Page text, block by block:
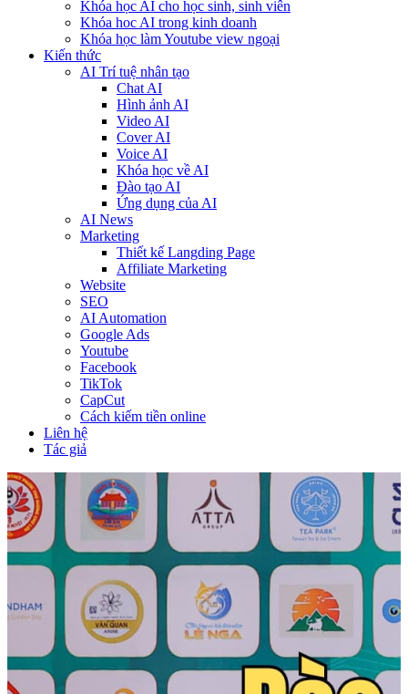
Khóa học AI cho học sinh, sinh viên
Khóa hoc AI trong kinh doanh
Khóa học làm Youtube view ngoại
Kiến thức
AI Trí tuệ nhân tạo
Chat AI
Hình ảnh AI
Video AI
Cover AI
Voice AI
Khóa học về AI
Đào tạo AI
Ứng dụng của AI
AI News
Marketing
Thiết kế Langding Page
Affiliate Marketing
Website
SEO
AI Automation
Google Ads
Youtube
Facebook
TikTok
CapCut
Cách kiếm tiền online
Liên hệ
Tác giả